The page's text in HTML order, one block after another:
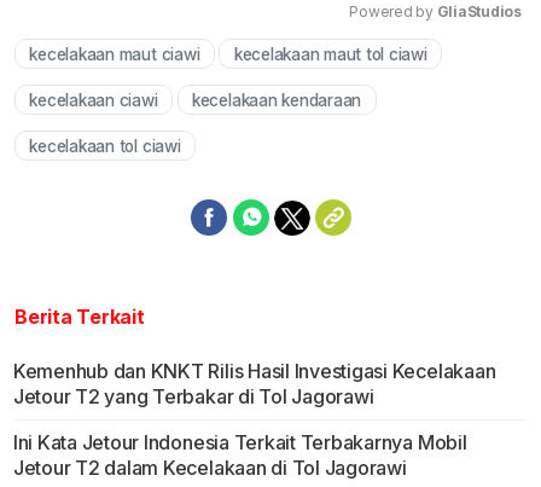
Mute
Powered by GliaStudios
kecelakaan maut ciawi kecelakaan maut tol ciawi
kecelakaan ciawi kecelakaan kendaraan
kecelakaan tol ciawi
Berita Terkait
Kemenhub dan KNKT Rilis Hasil Investigasi Kecelakaan
Jetour T2 yang Terbakar di Tol Jagorawi
Ini Kata Jetour Indonesia Terkait Terbakarnya Mobil
Jetour T2 dalam Kecelakaan di Tol Jagorawi